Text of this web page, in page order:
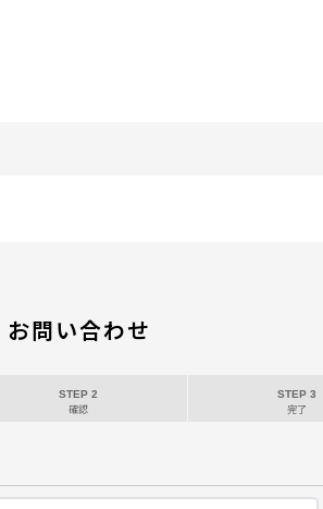
お問い合わせ
STEP 2
確認
STEP 3
完了